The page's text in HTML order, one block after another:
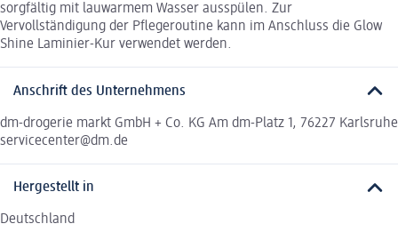
sorgfältig mit lauwarmem Wasser ausspülen. Zur
Vervollständigung der Pflegeroutine kann im Anschluss die Glow
Shine Laminier-Kur verwendet werden.
Anschrift des Unternehmens
dm-drogerie markt GmbH + Co. KG Am dm-Platz 1, 76227 Karlsruhe
servicecenter@dm.de
Hergestellt in
Deutschland